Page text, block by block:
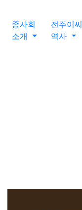
종사회
소개
전주이씨
역사